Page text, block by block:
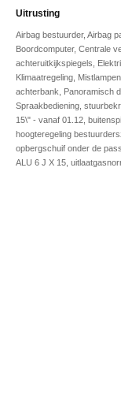
Uitrusting
Airbag bestuurder, Airbag
Boordcomputer, Centrale
achteruitkijkspiegels,
Klimaatregeling,
achterbank, Panoramisch
Spraakbediening,
15\" - vanaf 01.12,
hoogteregeling
opbergschuif onder de
ALU 6 J X 15,